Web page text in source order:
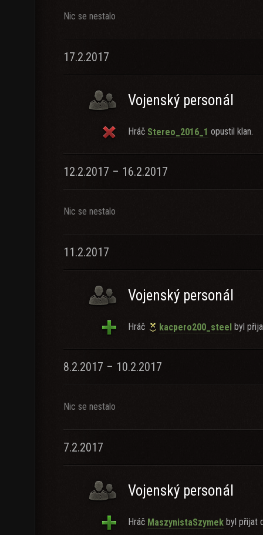
Nic se nestalo
17.2.2017
Vojenský personál
Hráč Stereo_2016_1 opustil klan.
12.2.2017 – 16.2.2017
Nic se nestalo
11.2.2017
Vojenský personál
Hráč kacpero200_steel byl
8.2.2017 – 10.2.2017
Nic se nestalo
7.2.2017
Vojenský personál
Hráč MaszynistaSzymek byl přijat